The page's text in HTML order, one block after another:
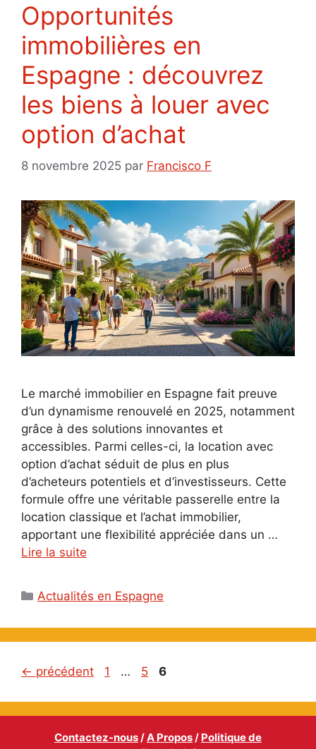
Opportunités
immobilières en
Espagne : découvrez
les biens à louer avec
option d’achat
8 novembre 2025 par Francisco F
Le marché immobilier en Espagne fait preuve
d’un dynamisme renouvelé en 2025, notamment
grâce à des solutions innovantes et
accessibles. Parmi celles-ci, la location avec
option d’achat séduit de plus en plus
d’acheteurs potentiels et d’investisseurs. Cette
formule offre une véritable passerelle entre la
location classique et l’achat immobilier,
apportant une flexibilité appréciée dans un …
Lire la suite
Catégories
Actualités en Espagne
← précédent Page
1 … Page
5 Page
6
Contactez-nous/A Propos/ Politique de